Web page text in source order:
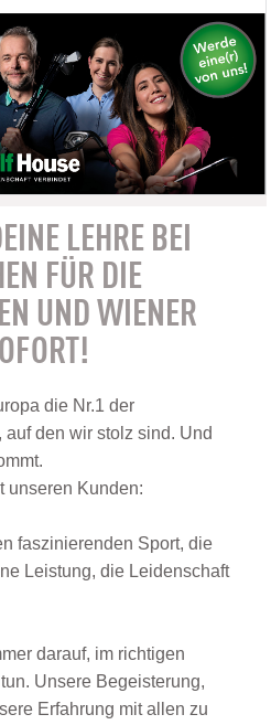
LEHRE BEI
FÜR DIE
UND WIENER
die Nr.1 der
den wir stolz sind. Und
unseren Kunden:
faszinierenden Sport, die
Leistung, die Leidenschaft
darauf, im richtigen
Unsere Begeisterung,
Erfahrung mit allen zu